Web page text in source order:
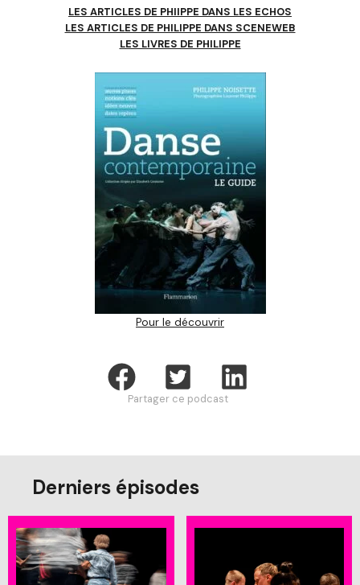
LES ARTICLES DE PHIIPPE DANS LES ECHOS
LES ARTICLES DE PHILIPPE DANS SCENEWEB
LES LIVRES DE PHILIPPE
Pour le découvrir
Partager ce podcast
Derniers épisodes